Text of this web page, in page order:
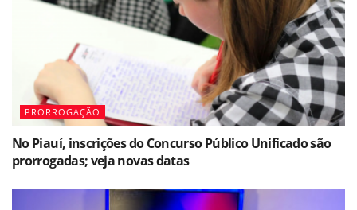
PRORROGAÇÃO
No Piauí, inscrições do Concurso Público Unificado são
prorrogadas; veja novas datas